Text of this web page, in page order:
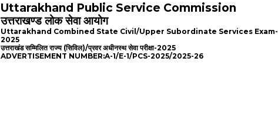
Uttarakhand Public Service Commission
उत्तराखण्ड लोक सेवा आयोग
Uttarakhand Combined State Civil/Upper Subordinate Services Exam-
2025
उत्तराखंड सम्मिलित राज्य (सिविल)/प्रवर अधीनस्थ सेवा परीक्षा-2025
ADVERTISEMENT NUMBER:A-1/E-1/PCS-2025/2025-26